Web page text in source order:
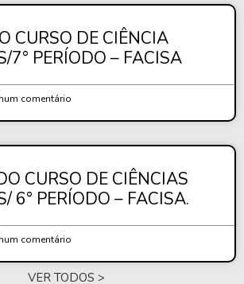
CURSO DE CIÊNCIA
7° PERÍODO – FACISA
comentário
CURSO DE CIÊNCIAS
6° PERÍODO – FACISA.
comentário
VER TODOS >